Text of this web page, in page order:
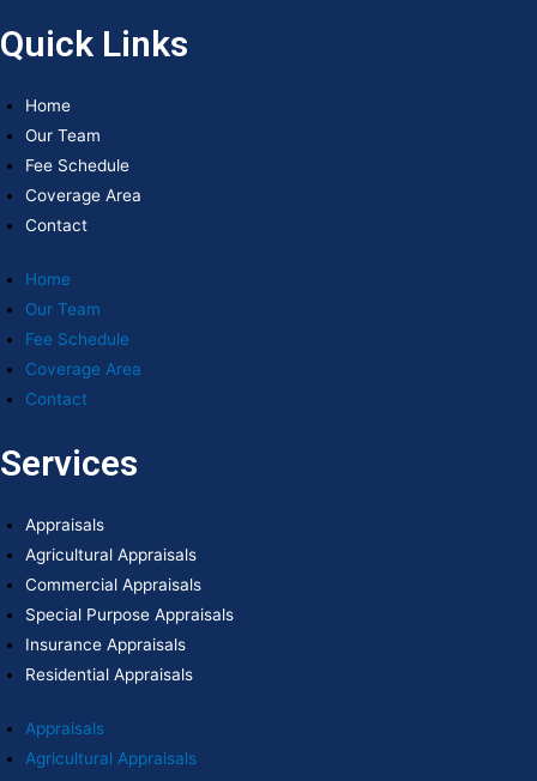
Quick Links
Home
Our Team
Fee Schedule
Coverage Area
Contact
Home
Our Team
Fee Schedule
Coverage Area
Contact
Services
Appraisals
Agricultural Appraisals
Commercial Appraisals
Special Purpose Appraisals
Insurance Appraisals
Residential Appraisals
Appraisals
Agricultural Appraisals